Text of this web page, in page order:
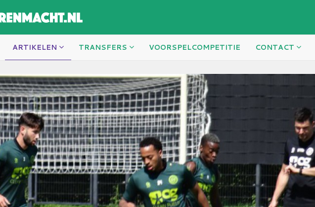
ARTIKELEN TRANSFERS VOORSPELCOMPETITIE CONTACT